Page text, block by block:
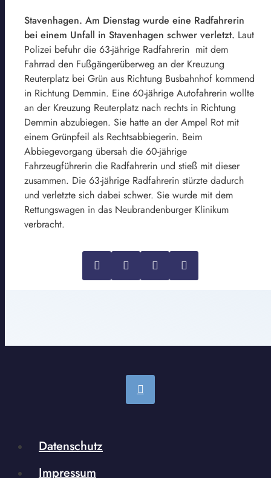
Stavenhagen. Am Dienstag wurde eine Radfahrerin
bei einem Unfall in Stavenhagen schwer verletzt. Laut
Polizei befuhr die 63-jährige Radfahrerin mit dem
Fahrrad den Fußgängerüberweg an der Kreuzung
Reuterplatz bei Grün aus Richtung Busbahnhof kommend
in Richtung Demmin. Eine 60-jährige Autofahrerin wollte
an der Kreuzung Reuterplatz nach rechts in Richtung
Demmin abzubiegen. Sie hatte an der Ampel Rot mit
einem Grünpfeil als Rechtsabbiegerin. Beim
Abbiegevorgang übersah die 60-jährige
Fahrzeugführerin die Radfahrerin und stieß mit dieser
zusammen. Die 63-jährige Radfahrerin stürzte dadurch
und verletzte sich dabei schwer. Sie wurde mit dem
Rettungswagen in das Neubrandenburger Klinikum
verbracht.
Datenschutz
Impressum